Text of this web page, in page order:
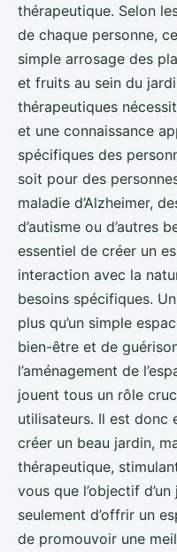
thérapeutique. Selon
de chaque personne,
simple arrosage des
et fruits au sein du
thérapeutiques
et une connaissance
spécifiques des
soit pour des
maladie d’Alzheimer,
d’autisme ou d’autres
essentiel de créer un
interaction avec la
besoins spécifiques.
plus qu’un simple
bien-être et de
l’aménagement de
jouent tous un rôle
utilisateurs. Il est donc
créer un beau jardin,
thérapeutique,
vous que l’objectif
seulement d’offrir un
de promouvoir une